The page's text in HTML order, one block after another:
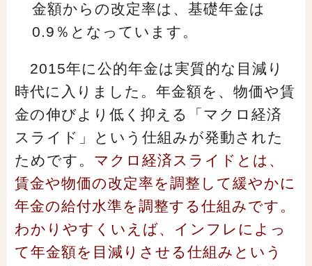
金額からの改定率は、基礎年金は
0.9％となっています。
2015年に公的年金は実質的な目減り
時代に入りました。年金額を、物価や賃
金の伸びより低く抑える「マクロ経済
スライド」という仕組みが発動された
ためです。 マクロ経済スライドとは、
賃金や物価の改定率を調整して緩やかに
年金の給付水準を調整する仕組みです。
わかりやすくいえば、インフレによっ
て年金額を目減りさせる仕組みという